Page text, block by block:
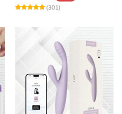
(301)